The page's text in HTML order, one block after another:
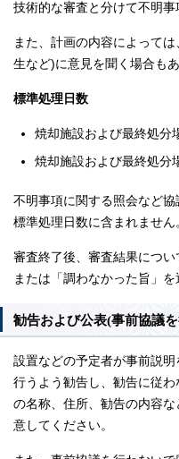
技術的な審査と分けて不明事
また、計画の内容によって
生など)に意見を聞く場合もあ
標準処理日数
焼却施設および最終処分
焼却施設および最終処分
不明事項に関する照会など
標準処理日数に含まれません
審査終了後、審査結果につい
または「調わなかった旨」を
勧告および公表(事前協議
設置などの予定者が事前説
行うよう勧告し、勧告に従
の名称、住所、勧告の内容
意してください。